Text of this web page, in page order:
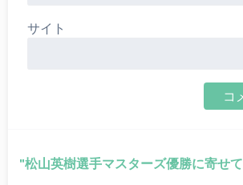
サイト
松山英樹選手マスターズ優勝に寄せて